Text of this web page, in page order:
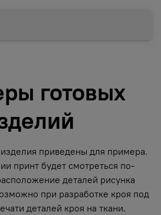
готовых
приведены для примера.
принт будет смотреться по-
деталей рисунка
при разработке кроя под
деталей кроя на ткани.